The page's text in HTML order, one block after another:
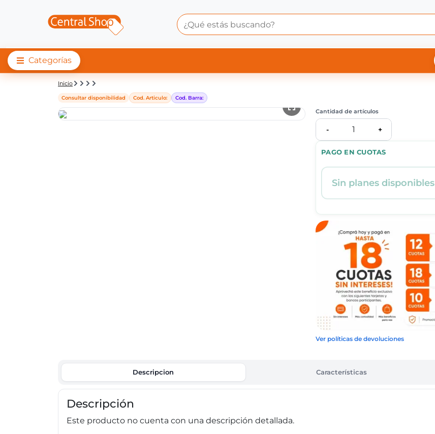
Categorías
Detalle de producto | Central Shop
Inicio
Consultar disponibilidad Cod. Articulo: Cod. Barra:
PAGO EN CUOTAS
Sin planes disponibles
Cantidad de artículos
- 1 +
Ver políticas de devoluciones
Descripcion Características
Descripción
Este producto no cuenta con una descripción detallada.